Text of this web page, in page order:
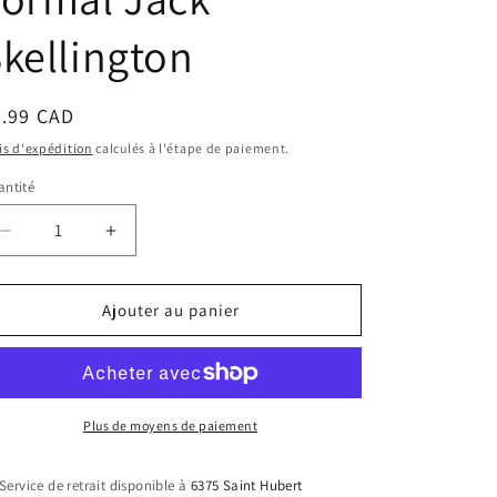
CAD
d'expédition calculés à l'étape de paiement.
Réduire
la
quantité
Funko
Keychain
Augmenter
la
quantité
de
Funko
Pop!
Keychain
-
Ajouter au panier
Plus de moyens de paiement
Service de retrait disponible à 6375 Saint Hubert